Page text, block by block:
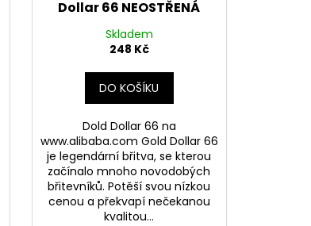
Dollar 66 NEOSTŘENÁ
Skladem
248 Kč
DO KOŠÍKU
Dold Dollar 66 na
www.alibaba.com Gold Dollar 66
je legendární břitva, se kterou
začínalo mnoho novodobých
břitevníků. Potěší svou nízkou
cenou a překvapí nečekanou
kvalitou...